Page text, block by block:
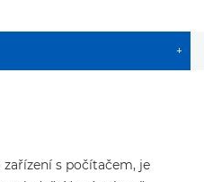
+
s počítačem, je